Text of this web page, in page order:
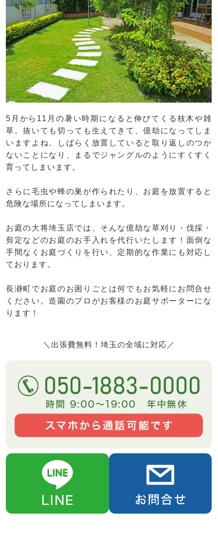
5月から11月の暑い時期になると伸びてくる枝木や雑
草。抜いても切っても生えてきて、億劫になってしま
いますよね。しばらく放置していると取り返しのつか
ないことになり、まるでジャングルのようにすくすく
育ってしまいます。
さらに毛虫や蜂の巣が作られたり、お庭を放置すると
危険な場所になってしまいます。
お庭の大将埼玉店では、そんな億劫な草刈り・伐採・
剪定などのお庭のお手入れを代行いたします！面倒な
手間なくお庭づくりを行い、定期的な作業にも対応し
ております。
長瀞町でお庭のお困りごとは何でもお気軽にお問合せ
ください。造園のプロがお客様のお庭サポーターにな
ります！
＼出張費無料！埼玉の全域に対応／